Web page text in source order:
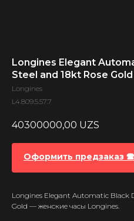
Longines Elegant
Steel and 18kt Rose Gold
Longines
L4.809.5.57.7
40300000,00 UZS
Оформить предзаказ 🕿
Longines Elegant Automatic Black
Gold — женские часы Longines.